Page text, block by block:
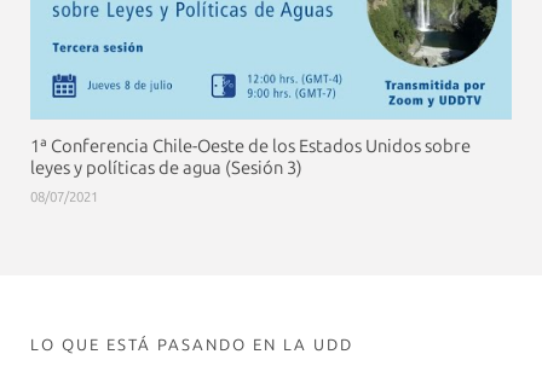
1ª Conferencia Chile-Oeste de los Estados Unidos sobre
leyes y políticas de agua (Sesión 3)
08/07/2021
LO QUE ESTÁ PASANDO EN LA UDD